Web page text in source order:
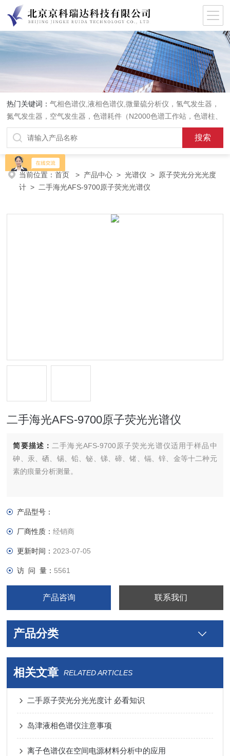
热门关键词：气相色谱仪,液相色谱仪,微量硫分析仪，氢气发生器，
氮气发生器，空气发生器，色谱耗件（N2000色谱工作站，色谱柱、
阀件、进样器、色谱担体），顶空进样器，热解析仪，紫外分光光度
计，原子吸收分光光度计，傅立叶红外光谱仪，分析天平等常规实验
室产品。
当前位置：首页 > 产品中心 >光谱仪 > 原子荧光分光光度
计 > 二手海光AFS-9700原子荧光光谱仪
二手海光AFS-9700原子荧光光谱仪
简要描述： 二手海光AFS-9700原子荧光光谱仪适用于样品中
砷、汞、硒、锡、铅、铋、锑、碲、锗、镉、锌、金等十二种元
素的痕量分析测量。
产品型号：
厂商性质：经销商
更新时间： 2023-07-05
访 问 量： 5561
产品咨询 联系我们
产品分类
相关文章 RELATED ARTICLES
二手原子荧光分光光度计 必看知识
岛津液相色谱仪注意事项
离子色谱仪在空间电源材料分析中的应用